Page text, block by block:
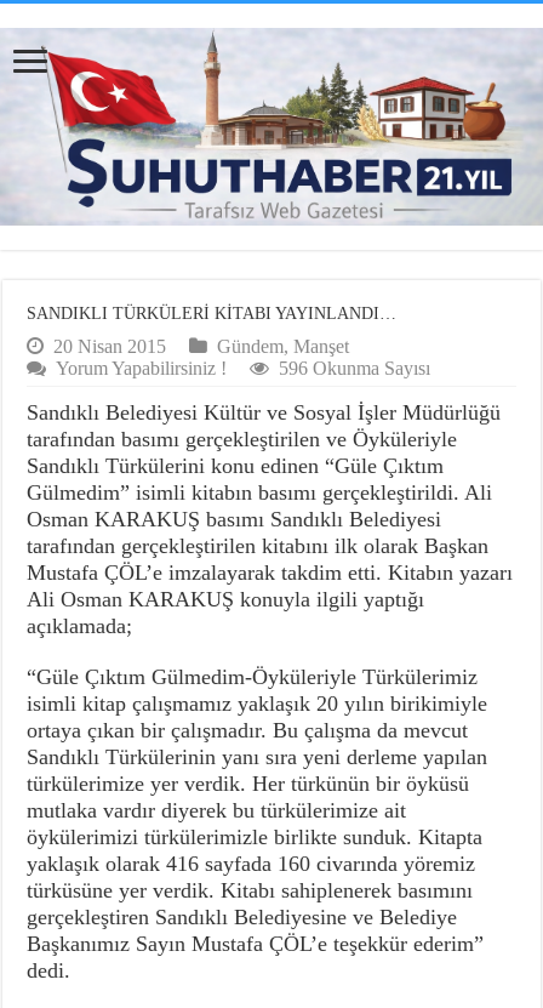
SANDIKLI TÜRKÜLERİ KİTABI YAYINLANDI…
20 Nisan 2015 Gündem,Manşet
Yorum Yapabilirsiniz !
596 Okunma Sayısı
Sandıklı Belediyesi Kültür ve Sosyal İşler Müdürlüğü
tarafından basımı gerçekleştirilen ve Öyküleriyle
Sandıklı Türkülerini konu edinen “Güle Çıktım
Gülmedim” isimli kitabın basımı gerçekleştirildi. Ali
Osman KARAKUŞ basımı Sandıklı Belediyesi
tarafından gerçekleştirilen kitabını ilk olarak Başkan
Mustafa ÇÖL’e imzalayarak takdim etti. Kitabın yazarı
Ali Osman KARAKUŞ konuyla ilgili yaptığı
açıklamada;
“Güle Çıktım Gülmedim-Öyküleriyle Türkülerimiz
isimli kitap çalışmamız yaklaşık 20 yılın birikimiyle
ortaya çıkan bir çalışmadır. Bu çalışma da mevcut
Sandıklı Türkülerinin yanı sıra yeni derleme yapılan
türkülerimize yer verdik. Her türkünün bir öyküsü
mutlaka vardır diyerek bu türkülerimize ait
öykülerimizi türkülerimizle birlikte sunduk. Kitapta
yaklaşık olarak 416 sayfada 160 civarında yöremiz
türküsüne yer verdik. Kitabı sahiplenerek basımını
gerçekleştiren Sandıklı Belediyesine ve Belediye
Başkanımız Sayın Mustafa ÇÖL’e teşekkür ederim”
dedi.